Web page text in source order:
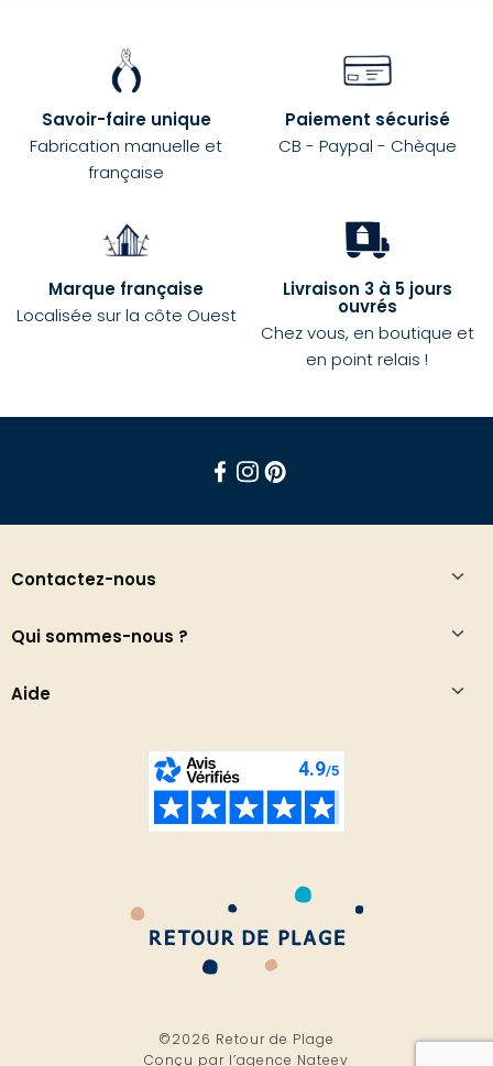
Savoir-faire unique
Fabrication manuelle et
française
Paiement sécurisé
CB - Paypal - Chèque
Marque française
Localisée sur la côte Ouest
Livraison 3 à 5 jours
ouvrés
Chez vous, en boutique et
en point relais !
Contactez-nous
Qui sommes-nous ?
Aide
©2026 Retour de Plage
Conçu par l’agence Nateev